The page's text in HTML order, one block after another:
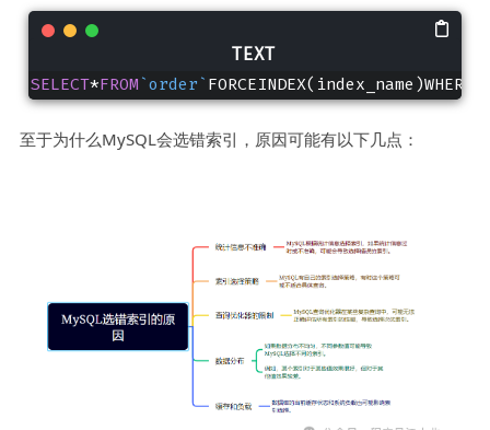
SELECT*FROM `order`
至于为什么MySQL会选错索引，原因可能有以下几点：